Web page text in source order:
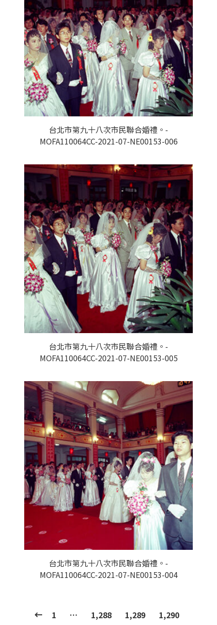
台北市第九十八次市民聯合婚禮。-
MOFA110064CC-2021-07-NE00153-006
台北市第九十八次市民聯合婚禮。-
MOFA110064CC-2021-07-NE00153-005
台北市第九十八次市民聯合婚禮。-
MOFA110064CC-2021-07-NE00153-004
1 … 1,288 1,289
1,290